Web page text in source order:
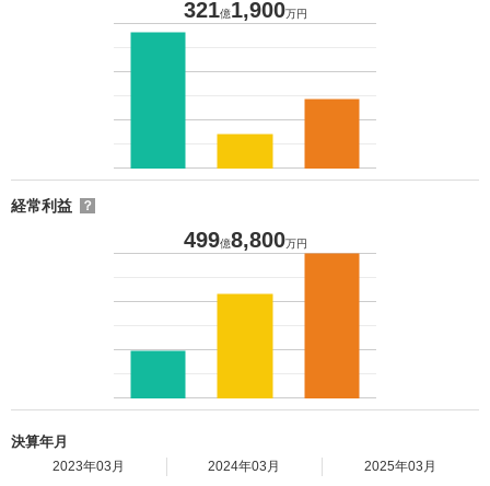
321億1,900万円
経常利益 ？
499億8,800万円
決算年月
2023年03月 2024年03月 2025年03月